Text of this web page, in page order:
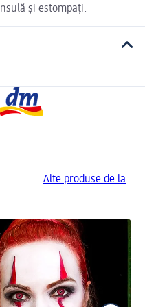
și estompați.
Alte produse de la